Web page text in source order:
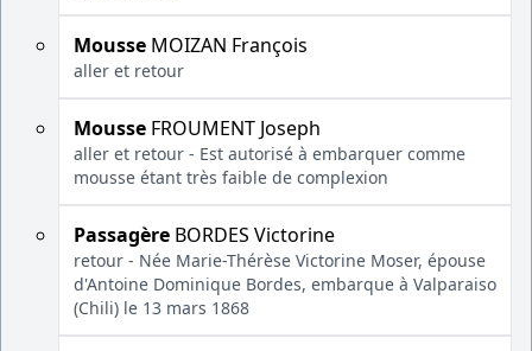
Mousse MOIZAN François
aller et retour
Mousse FROUMENT Joseph
aller et retour - Est autorisé à embarquer comme
mousse étant très faible de complexion
Passagère BORDES Victorine
retour - Née Marie-Thérèse Victorine Moser, épouse
d'Antoine Dominique Bordes, embarque à Valparaiso
(Chili) le 13 mars 1868